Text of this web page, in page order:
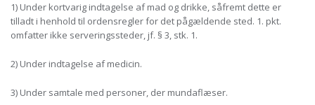
1) Under kortvarig indtagelse af mad og drikke, såfremt dette er
tilladt i henhold til ordensregler for det pågældende sted. 1. pkt.
omfatter ikke serveringssteder, jf. § 3, stk. 1.
2) Under indtagelse af medicin.
3) Under samtale med personer, der mundaflæser.